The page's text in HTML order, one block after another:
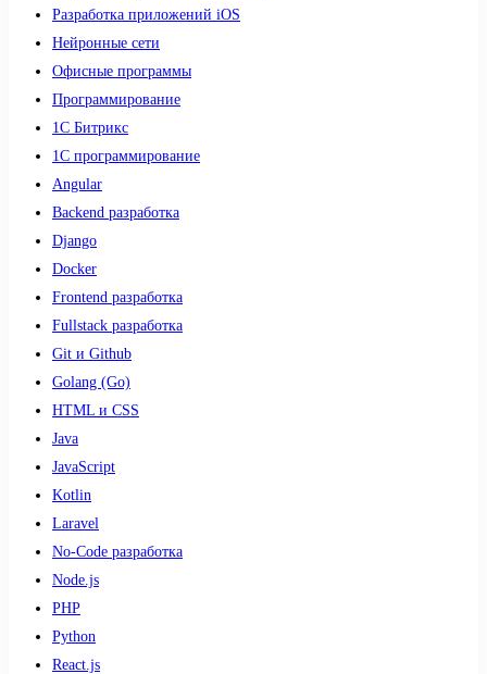
Разработка приложений iOS
Нейронные сети
Офисные программы
Программирование
1С Битрикс
1С программирование
Angular
Backend разработка
Django
Docker
Frontend разработка
Fullstack разработка
Git и Github
Golang (Go)
HTML и CSS
Java
JavaScript
Kotlin
Laravel
No-Code разработка
Node.js
PHP
Python
React.js